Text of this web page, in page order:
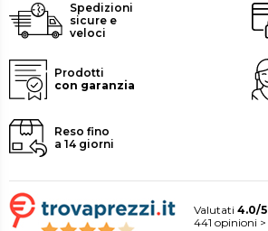
Spedizioni
sicure e
veloci
Prodotti
con garanzia
Reso fino
a 14 giorni
Valutati 4.0/5
441 opinioni >